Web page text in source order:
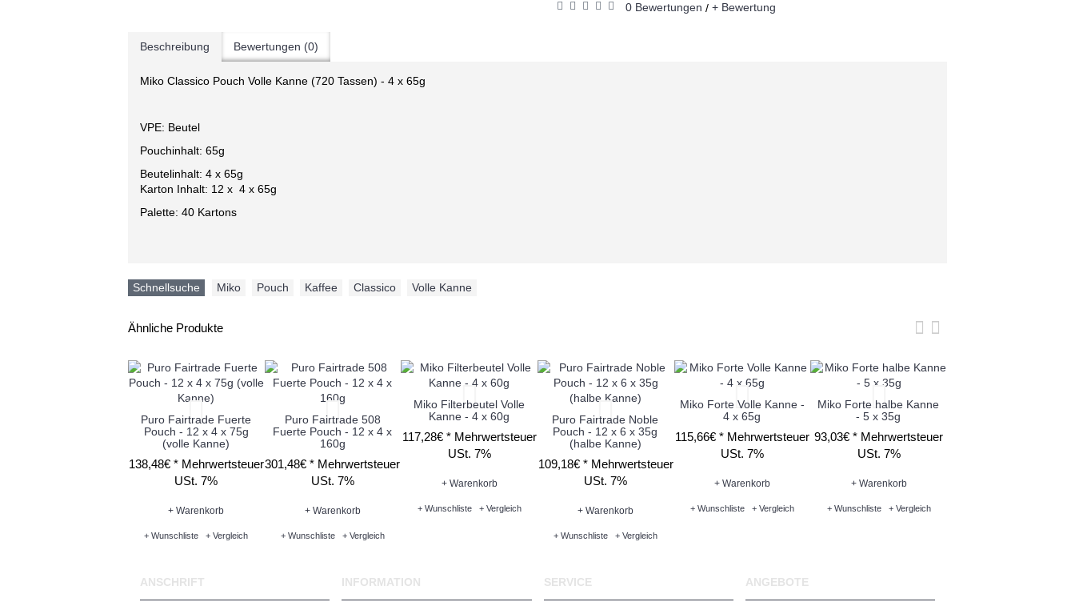
0 Bewertungen / + Bewertung
Beschreibung Bewertungen (0)
Miko Classico Pouch Volle Kanne (720 Tassen) - 4 x 65g
VPE: Beutel
Pouchinhalt: 65g
Beutelinhalt: 4 x 65g
Karton Inhalt: 12 x 4 x 65g
Palette: 40 Kartons
Schnellsuche Miko Pouch Kaffee Classico Volle Kanne
Ähnliche Produkte
Puro Fairtrade Fuerte
Pouch - 12 x 4 x 75g
(volle Kanne)
138,48€ * Mehrwertsteuer
USt. 7%
+ Warenkorb
+ Wunschliste + Vergleich
Puro Fairtrade 508
Fuerte Pouch - 12 x 4 x
160g
301,48€ * Mehrwertsteuer
USt. 7%
+ Warenkorb
+ Wunschliste + Vergleich
Miko Filterbeutel Volle
Kanne - 4 x 60g
117,28€ * Mehrwertsteuer
USt. 7%
+ Warenkorb
+ Wunschliste + Vergleich
Puro Fairtrade Noble
Pouch - 12 x 6 x 35g
(halbe Kanne)
109,18€ * Mehrwertsteuer
USt. 7%
+ Warenkorb
+ Wunschliste + Vergleich
Miko Forte Volle Kanne -
4 x 65g
115,66€ * Mehrwertsteuer
USt. 7%
+ Warenkorb
+ Wunschliste + Vergleich
Miko Forte halbe Kanne
- 5 x 35g
93,03€ * Mehrwertsteuer
USt. 7%
+ Warenkorb
+ Wunschliste + Vergleich
ANSCHRIFT INFORMATION SERVICE ANGEBOTE